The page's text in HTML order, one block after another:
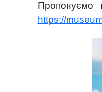
Пропонуємо
https://